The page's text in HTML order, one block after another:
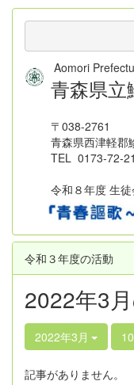
Aomori
青森県立
〒038-2761
青森県西津軽郡
TEL 0173-72-
令和８年度 生
令和３年度の活動
2022年3
2022年3月
記事がありません。